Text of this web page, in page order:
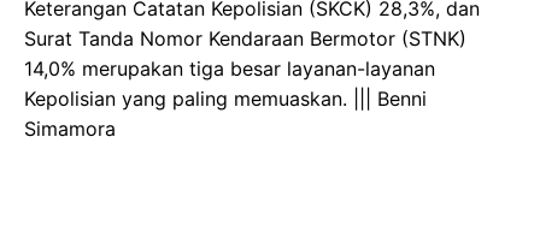
Keterangan Catatan Kepolisian (SKCK) 28,3%, dan
Surat Tanda Nomor Kendaraan Bermotor (STNK)
14,0% merupakan tiga besar layanan-layanan
Kepolisian yang paling memuaskan. ||| Benni
Simamora